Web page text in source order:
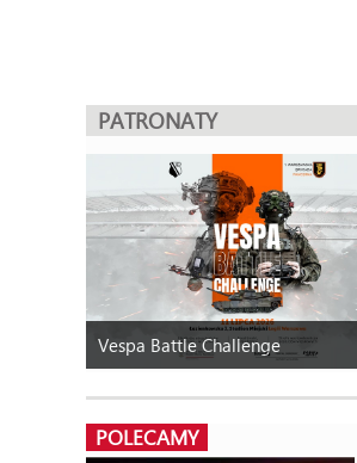
PATRONATY
Vespa Battle Challenge
POLECAMY